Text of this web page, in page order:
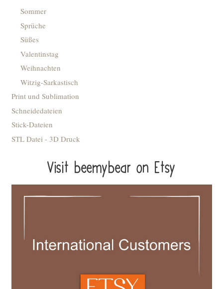
Sommer
Sprüche
Süßes
Valentinstag
Weihnachten
Witzig-Sarkastisch
Print und Sublimation
Schneidedateien
Stick-Dateien
STL Datei - 3D Druck
Visit beemybear on Etsy